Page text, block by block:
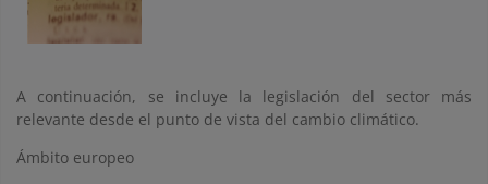
A continuación, se incluye la legislación del sector más
relevante desde el punto de vista del cambio climático.
Ámbito europeo